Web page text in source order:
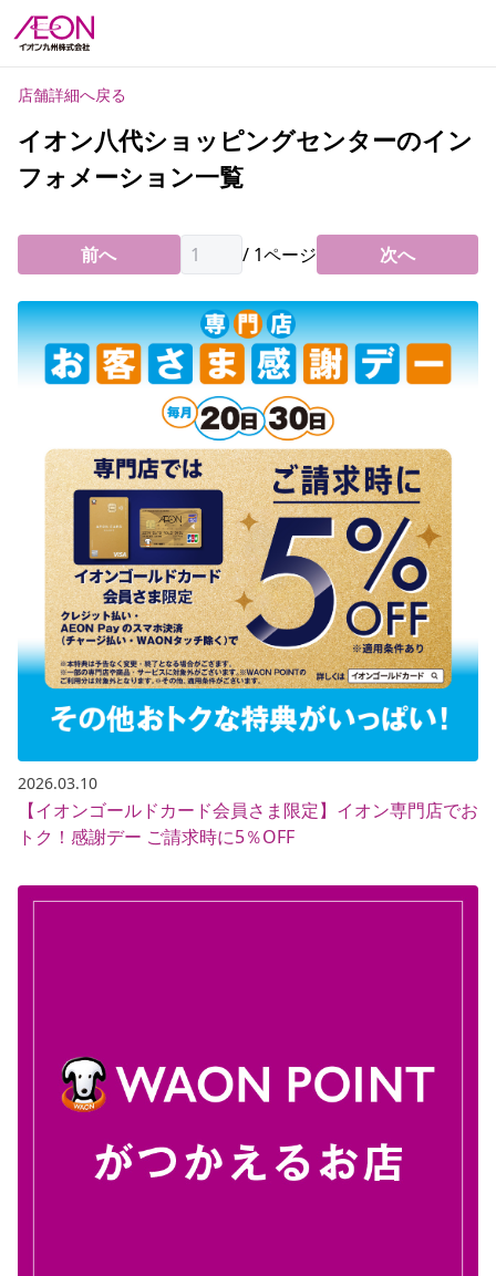
店舗詳細へ戻る
イオン八代ショッピングセンターのイン
フォメーション一覧
前へ / 1ページ 次へ
2026.03.10
【イオンゴールドカード会員さま限定】イオン専門店でお
トク！感謝デー ご請求時に5％OFF